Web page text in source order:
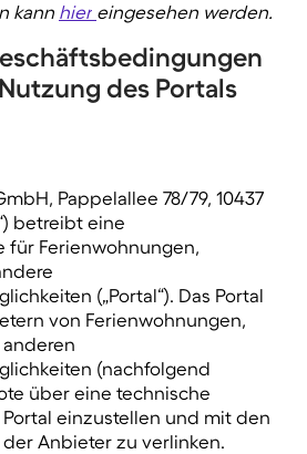
kann hier eingesehen werden.
des Portals
Pappelallee 78/79, 10437
betreibt eine
für Ferienwohnungen,
(„Portal“). Das Portal
von Ferienwohnungen,
(nachfolgend
über eine technische
einzustellen und mit den
Anbieter zu verlinken.